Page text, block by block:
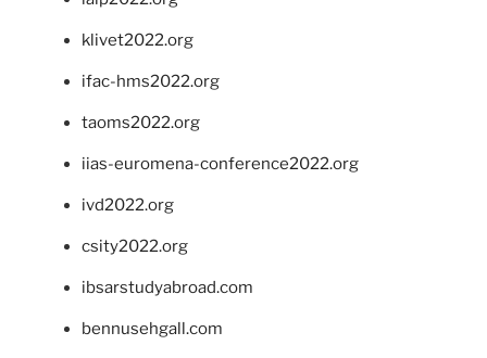
klivet2022.org
ifac-hms2022.org
taoms2022.org
iias-euromena-conference2022.org
ivd2022.org
csity2022.org
ibsarstudyabroad.com
bennusehgall.com